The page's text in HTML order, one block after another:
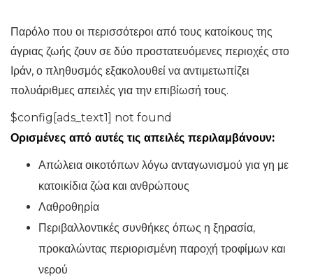
Παρόλο που οι περισσότεροι από τους κατοίκους της
άγριας ζωής ζουν σε δύο προστατευόμενες περιοχές στο
Ιράν, ο πληθυσμός εξακολουθεί να αντιμετωπίζει
πολυάριθμες απειλές για την επιβίωσή τους.
$config[ads_text1] not found
Ορισμένες από αυτές τις απειλές περιλαμβάνουν:
Απώλεια οικοτόπων λόγω ανταγωνισμού για γη με
κατοικίδια ζώα και ανθρώπους
Λαθροθηρία
Περιβαλλοντικές συνθήκες όπως η ξηρασία,
προκαλώντας περιορισμένη παροχή τροφίμων και
νερού